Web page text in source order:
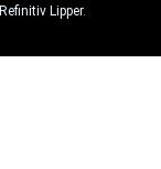
Refinitiv Lipper.